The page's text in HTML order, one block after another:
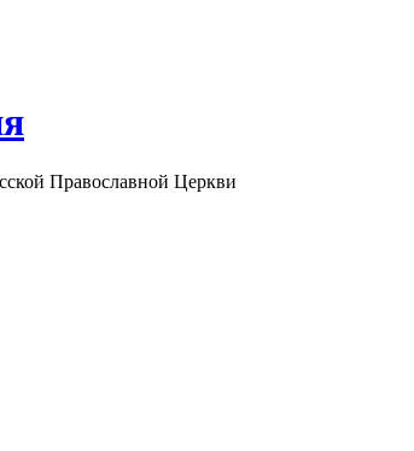
Православной Церкви